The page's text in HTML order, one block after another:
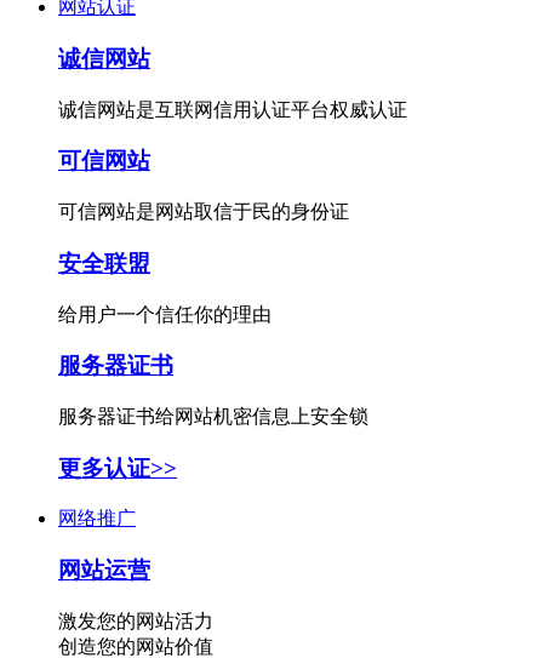
网站认证
诚信网站
诚信网站是互联网信用认证平台权威认证
可信网站
可信网站是网站取信于民的身份证
安全联盟
给用户一个信任你的理由
服务器证书
服务器证书给网站机密信息上安全锁
更多认证>>
网络推广
网站运营
激发您的网站活力
创造您的网站价值